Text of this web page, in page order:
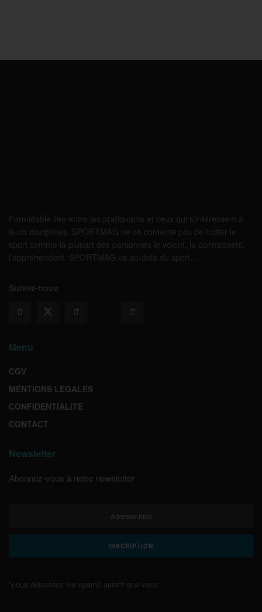
Formidable lien entre les pratiquants et ceux qui s’intéressent à
leurs disciplines, SPORTMAG ne se contente pas de traiter le
sport comme la plupart des personnes le voient, le connaissent,
l’appréhendent. SPORTMAG va au-delà du sport…
Suivez-nous
Menu
CGV
MENTIONS LEGALES
CONFIDENTIALITE
CONTACT
Newsletter
Abonnez-vous à notre newsletter
*nous détestons les spams autant que vous